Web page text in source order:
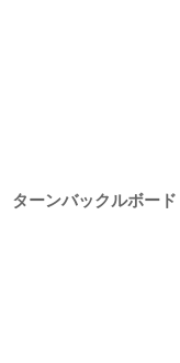
ターンバックルボード